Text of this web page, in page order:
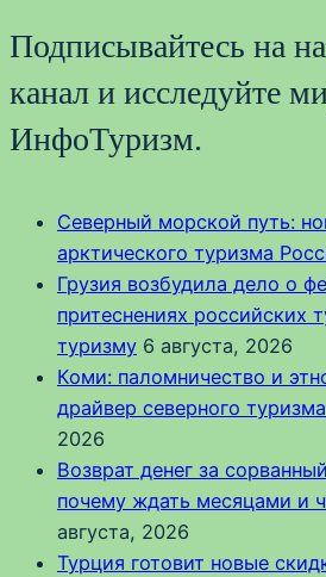
Подписывайтесь на
канал и исследуйте
ИнфоТуризм.
Северный морской путь:
арктического туризма
Грузия возбудила дело о
притеснениях российских
туризму 6 августа, 2026
Коми: паломничество и
драйвер северного
2026
Возврат денег за
почему ждать месяцами и
августа, 2026
Турция готовит новые